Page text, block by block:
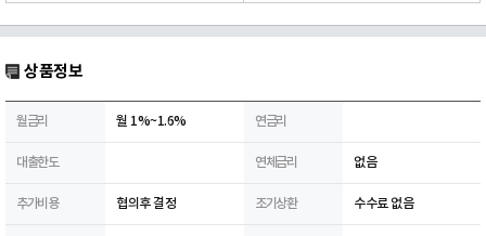
상품정보
월금리 월 1%~1.6% 연금리
대출한도 연체금리 없음
추가비용 협의후 결정 조기상환 수수료 없음